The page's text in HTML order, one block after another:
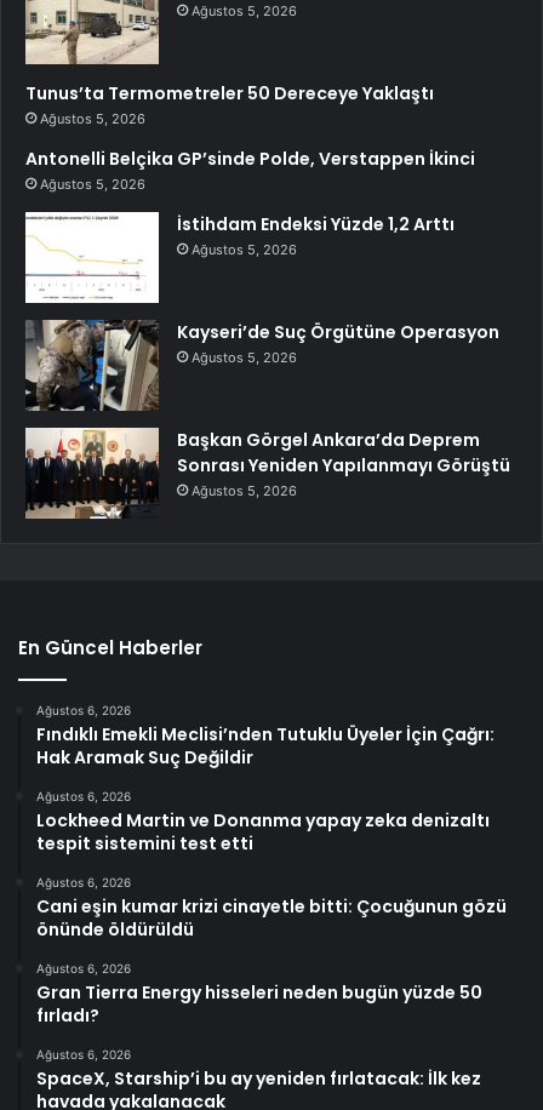
Ağustos 5, 2026
Tunus’ta Termometreler 50 Dereceye Yaklaştı
Ağustos 5, 2026
Antonelli Belçika GP’sinde Polde, Verstappen İkinci
Ağustos 5, 2026
İstihdam Endeksi Yüzde 1,2 Arttı
Ağustos 5, 2026
Kayseri’de Suç Örgütüne Operasyon
Ağustos 5, 2026
Başkan Görgel Ankara’da Deprem
Sonrası Yeniden Yapılanmayı Görüştü
Ağustos 5, 2026
En Güncel Haberler
Ağustos 6, 2026
Fındıklı Emekli Meclisi’nden Tutuklu Üyeler İçin Çağrı:
Hak Aramak Suç Değildir
Ağustos 6, 2026
Lockheed Martin ve Donanma yapay zeka denizaltı
tespit sistemini test etti
Ağustos 6, 2026
Cani eşin kumar krizi cinayetle bitti: Çocuğunun gözü
önünde öldürüldü
Ağustos 6, 2026
Gran Tierra Energy hisseleri neden bugün yüzde 50
fırladı?
Ağustos 6, 2026
SpaceX, Starship’i bu ay yeniden fırlatacak: İlk kez
havada yakalanacak